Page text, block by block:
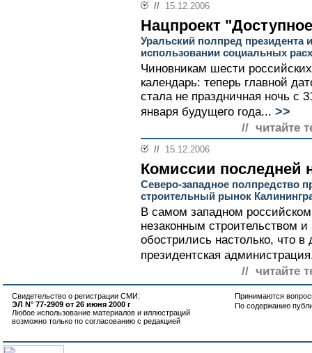
// 15.12.2006
Нацпроект
Уральский полпред
использовании социальных
Чиновникам шести
календарь: теперь главной
стала не праздничная ночь с
января будущего года... >>
// читайте
// 15.12.2006
Комиссии последней
Северо-западное полпредство
строительный рынок
В самом западном
незаконным строительством
обострились настолько, что
президентская
// читайте
Свидетельство о регистрации СМИ:
ЭЛ N° 77-2909 от 26 июня 2000 г
Любое использование материалов и иллюстраций
возможно только по согласованию с редакцией
Принимаются
По содержанию